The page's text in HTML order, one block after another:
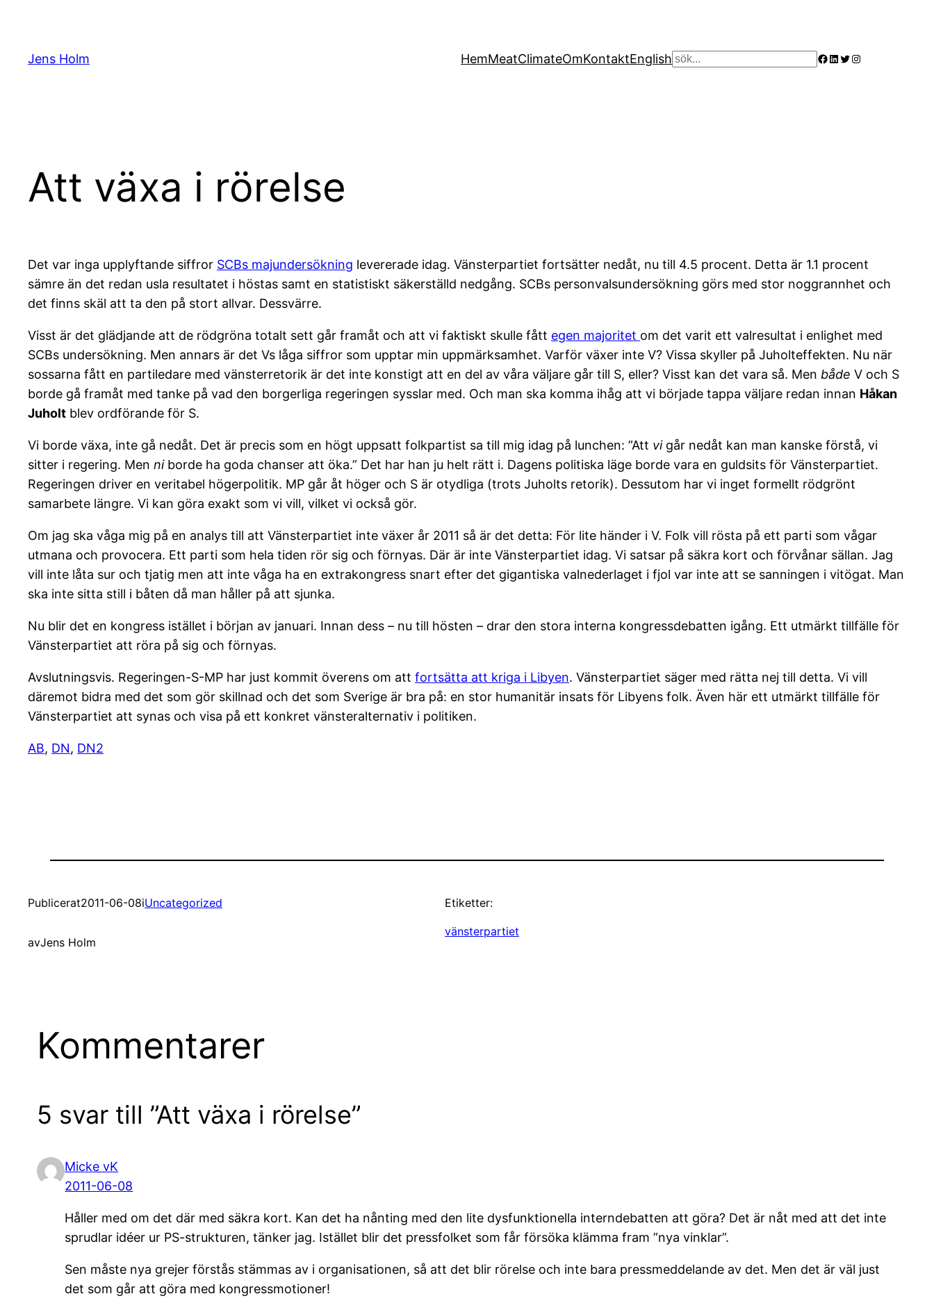
innehåll
Jens Holm HemMeatClimateOmKontaktEnglish Sök Facebook
LinkedIn
Twitter
Instagram
Att växa i rörelse
Det var inga upplyftande siffror SCBs majundersökning levererade idag. Vänsterpartiet fortsätter nedåt, nu till 4.5 procent. Detta är 1.1 procent
sämre än det redan usla resultatet i höstas samt en statistiskt säkerställd nedgång. SCBs personvalsundersökning görs med stor noggrannhet och
det finns skäl att ta den på stort allvar. Dessvärre.
Visst är det glädjande att de rödgröna totalt sett går framåt och att vi faktiskt skulle fått egen majoritet om det varit ett valresultat i enlighet med
SCBs undersökning. Men annars är det Vs låga siffror som upptar min uppmärksamhet. Varför växer inte V? Vissa skyller på Juholteffekten. Nu när
sossarna fått en partiledare med vänsterretorik är det inte konstigt att en del av våra väljare går till S, eller? Visst kan det vara så. Men både V och S
borde gå framåt med tanke på vad den borgerliga regeringen sysslar med. Och man ska komma ihåg att vi började tappa väljare redan innan Håkan
Juholt blev ordförande för S.
Vi borde växa, inte gå nedåt. Det är precis som en högt uppsatt folkpartist sa till mig idag på lunchen: ”Att vi går nedåt kan man kanske förstå, vi
sitter i regering. Men ni borde ha goda chanser att öka.” Det har han ju helt rätt i. Dagens politiska läge borde vara en guldsits för Vänsterpartiet.
Regeringen driver en veritabel högerpolitik. MP går åt höger och S är otydliga (trots Juholts retorik). Dessutom har vi inget formellt rödgrönt
samarbete längre. Vi kan göra exakt som vi vill, vilket vi också gör.
Om jag ska våga mig på en analys till att Vänsterpartiet inte växer år 2011 så är det detta: För lite händer i V. Folk vill rösta på ett parti som vågar
utmana och provocera. Ett parti som hela tiden rör sig och förnyas. Där är inte Vänsterpartiet idag. Vi satsar på säkra kort och förvånar sällan. Jag
vill inte låta sur och tjatig men att inte våga ha en extrakongress snart efter det gigantiska valnederlaget i fjol var inte att se sanningen i vitögat. Man
ska inte sitta still i båten då man håller på att sjunka.
Nu blir det en kongress istället i början av januari. Innan dess – nu till hösten – drar den stora interna kongressdebatten igång. Ett utmärkt tillfälle för
Vänsterpartiet att röra på sig och förnyas.
Avslutningsvis. Regeringen-S-MP har just kommit överens om att fortsätta att kriga i Libyen. Vänsterpartiet säger med rätta nej till detta. Vi vill
däremot bidra med det som gör skillnad och det som Sverige är bra på: en stor humanitär insats för Libyens folk. Även här ett utmärkt tillfälle för
Vänsterpartiet att synas och visa på ett konkret vänsteralternativ i politiken.
AB, DN, DN2
Publicerat2011-06-08iUncategorized
avJens Holm
Etiketter:
vänsterpartiet
Kommentarer
5 svar till ”Att växa i rörelse”
Micke vK
2011-06-08
Håller med om det där med säkra kort. Kan det ha nånting med den lite dysfunktionella interndebatten att göra? Det är nåt med att det inte
sprudlar idéer ur PS-strukturen, tänker jag. Istället blir det pressfolket som får försöka klämma fram ”nya vinklar”.
Sen måste nya grejer förstås stämmas av i organisationen, så att det blir rörelse och inte bara pressmeddelande av det. Men det är väl just
det som går att göra med kongressmotioner!